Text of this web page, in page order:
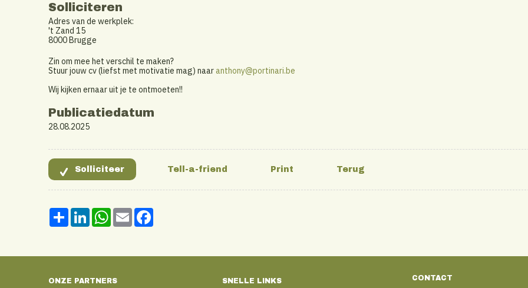
Solliciteren
Adres van de werkplek:
't Zand 15
8000 Brugge
Zin om mee het verschil te maken?
Stuur jouw cv (liefst met motivatie mag) naaranthony@portinari.be
Wij kijken ernaar uit je te ontmoeten!!
Publicatiedatum
28.08.2025
Share LinkedInWhatsApp
Email
ONZE PARTNERS SNELLE LINKS CONTACT